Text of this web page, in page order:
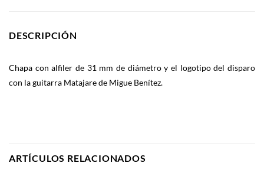
DESCRIPCIÓN
Chapa con alfiler de 31 mm de diámetro y el logotipo del disparo
con la guitarra Matajare de Migue Benítez.
ARTÍCULOS RELACIONADOS